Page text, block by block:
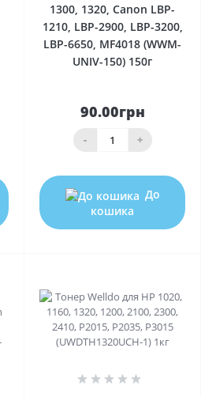
1300, 1320, Canon LBP-
1210, LBP-2900, LBP-3200,
LBP-6650, MF4018 (WWM-
UNIV-150) 150г
90.00грн
- +
До
кошика